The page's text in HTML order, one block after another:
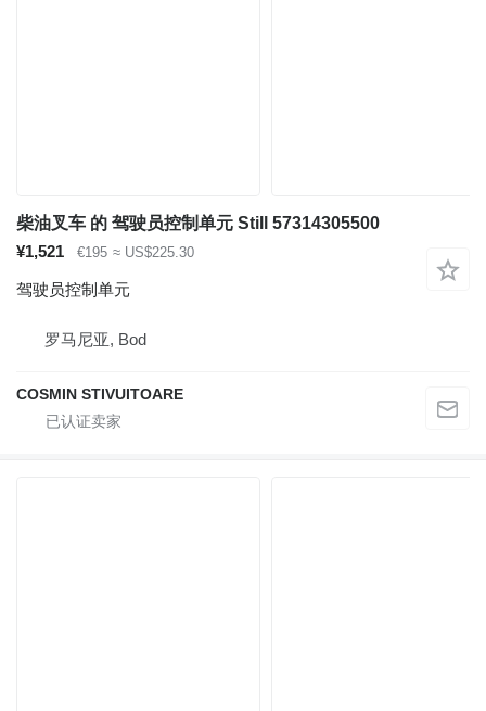
柴油叉车 的 驾驶员控制单元 Still 57314305500
¥1,521
€195 ≈ US$225.30
驾驶员控制单元
罗马尼亚, Bod
COSMIN STIVUITOARE